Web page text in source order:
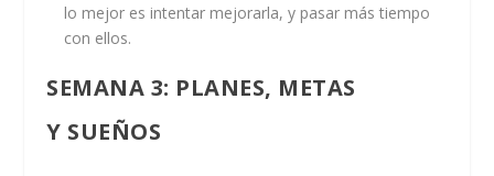
lo mejor es intentar mejorarla, y pasar más tiempo
con ellos.
SEMANA 3: PLANES, METAS
Y SUEÑOS